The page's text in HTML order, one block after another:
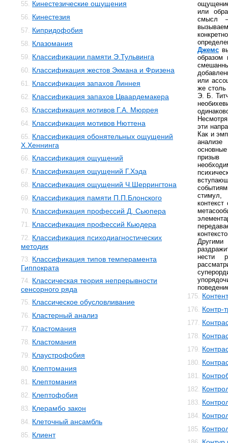
55. Кинестезические ощущения
56. Кинестезия
57. Кипридофобия
58. Клазомания
59. Классификации памяти Э.Тульвинга
60. Классификация жестов Экмана и Фризена
61. Классификация запахов Линнея
62. Классификация запахов Цваардемакера
63. Классификация мотивов Г.А. Мюррея
64. Классификация мотивов Нюттена
65. Классификация обонятельных ощущений
Х.Хеннинга
66. Классификация ощущений
67. Классификация ощущений Г.Хэда
68. Классификация ощущений Ч.Шеррингтона
69. Классификация памяти П.П.Блонского
70. Классификация профессий Д. Сьюпера
71. Классификация профессий Кьюдера
72. Классификация психодиагностических
методик
73. Классификация типов темперамента
Гиппократа
74. Классическая теория непрерывности
сенсорного ряда
75. Классическое обусловливание
76. Кластерный анализ
77. Кластомания
78. Кластомания
79. Клаустрофобия
80. Клептомания
81. Клептомания
82. Клептофобия
83. Клерамбо закон
84. Клеточный ансамбль
85. Клиент
или
смысл
Джемс
образом
или
же
Э. Б.
эти
Как и
призыв
стимул,
нести
175.
176. Контр-
177.
178.
179.
180.
181.
182.
183.
184.
185.